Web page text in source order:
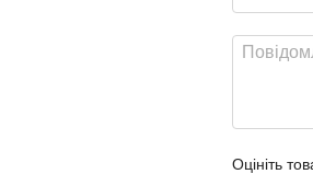
Оцініть